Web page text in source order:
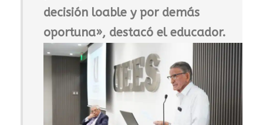
decisión loable y por demás
oportuna», destacó el educador.